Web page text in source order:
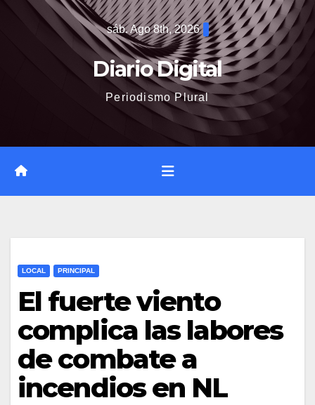
sáb. Ago 8th, 2026
Diario Digital
Periodismo Plural
LOCAL PRINCIPAL
El fuerte viento
complica las labores
de combate a
incendios en NL